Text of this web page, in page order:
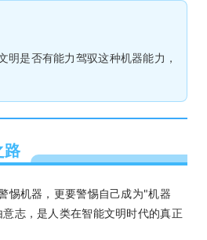
明是否有能力驾驭这种机器能力，
路
惕机器，更要警惕自己成为"机器
志，是人类在智能文明时代的真正